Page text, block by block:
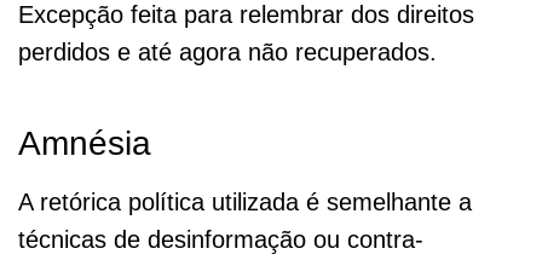
Excepção feita para relembrar dos direitos
perdidos e até agora não recuperados.
Amnésia
A retórica política utilizada é semelhante a
técnicas de desinformação ou contra-